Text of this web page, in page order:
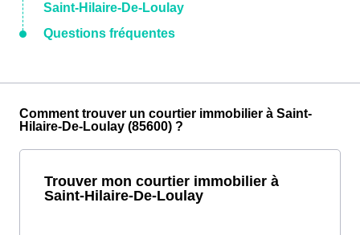
Saint-Hilaire-De-Loulay
Questions fréquentes
Comment trouver un courtier immobilier à Saint-
Hilaire-De-Loulay (85600) ?
Trouver mon courtier immobilier à
Saint-Hilaire-De-Loulay